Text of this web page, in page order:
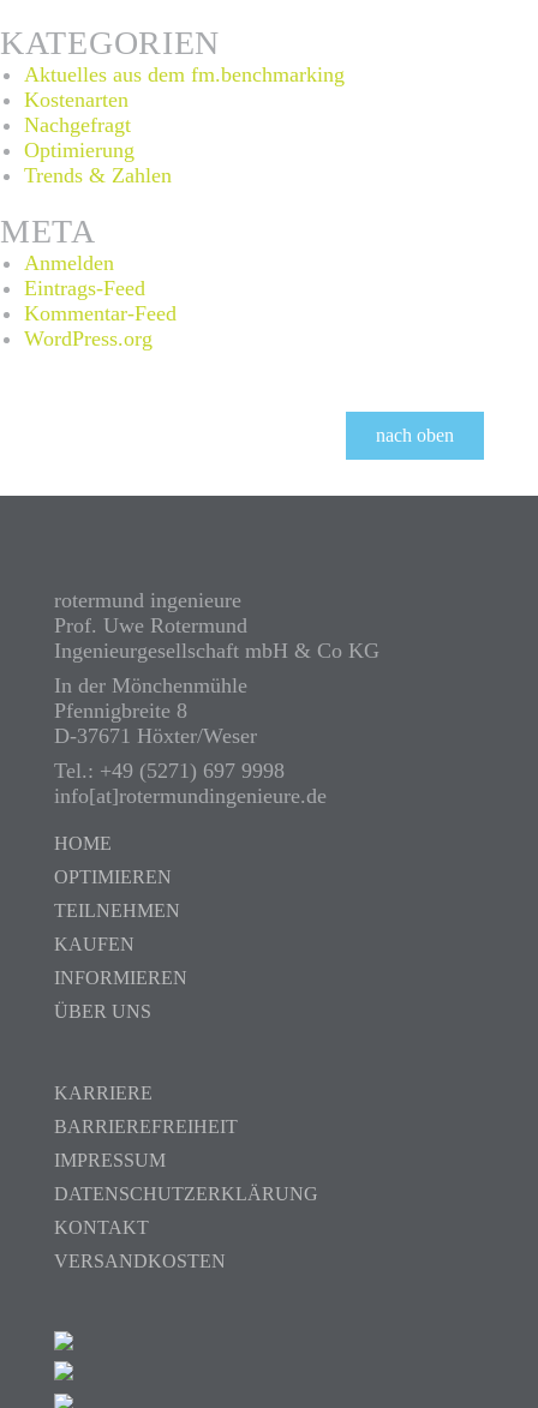
KATEGORIEN
Aktuelles aus dem fm.benchmarking
Kostenarten
Nachgefragt
Optimierung
Trends & Zahlen
META
Anmelden
Eintrags-Feed
Kommentar-Feed
WordPress.org
nach oben
rotermund ingenieure
Prof. Uwe Rotermund
Ingenieurgesellschaft mbH & Co KG
In der Mönchenmühle
Pfennigbreite 8
D-37671 Höxter/Weser
Tel.: +49 (5271) 697 9998
info[at]rotermundingenieure.de
HOME
OPTIMIEREN
TEILNEHMEN
KAUFEN
INFORMIEREN
ÜBER UNS
KARRIERE
BARRIEREFREIHEIT
IMPRESSUM
DATENSCHUTZERKLÄRUNG
KONTAKT
VERSANDKOSTEN